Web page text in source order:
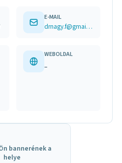
E-MAIL
drnagy.f@gmail.com
WEBOLDAL
–
bannerének a
helye